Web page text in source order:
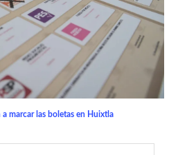
a marcar las boletas en Huixtla